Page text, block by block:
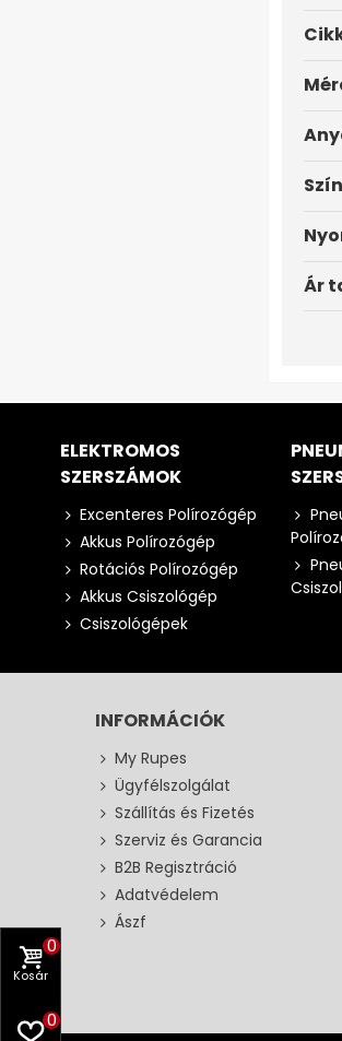
Ár
ELEKTROMOS
SZERSZÁMOK
Excenteres Polírozógép
Akkus Polírozógép
Rotációs Polírozógép
Akkus Csiszológép
Csiszológépek
INFORMÁCIÓK
My Rupes
Ügyfélszolgálat
Szállítás és Fizetés
Szerviz és Garancia
B2B Regisztráció
Adatvédelem
Ászf
Kosár
0
0